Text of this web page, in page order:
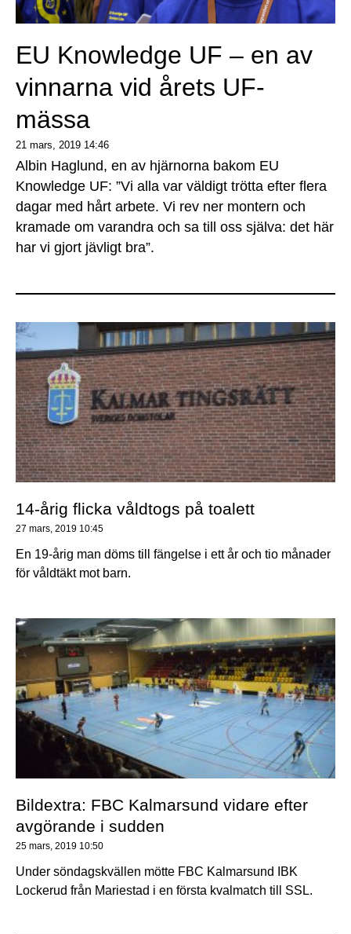
EU Knowledge UF – en av
vinnarna vid årets UF-
mässa
21 mars, 2019 14:46
Albin Haglund, en av hjärnorna bakom EU
Knowledge UF: ”Vi alla var väldigt trötta efter flera
dagar med hårt arbete. Vi rev ner montern och
kramade om varandra och sa till oss själva: det här
har vi gjort jävligt bra”.
14-årig flicka våldtogs på toalett
27 mars, 2019 10:45
En 19-årig man döms till fängelse i ett år och tio månader
för våldtäkt mot barn.
Bildextra: FBC Kalmarsund vidare efter
avgörande i sudden
25 mars, 2019 10:50
Under söndagskvällen mötte FBC Kalmarsund IBK
Lockerud från Mariestad i en första kvalmatch till SSL.